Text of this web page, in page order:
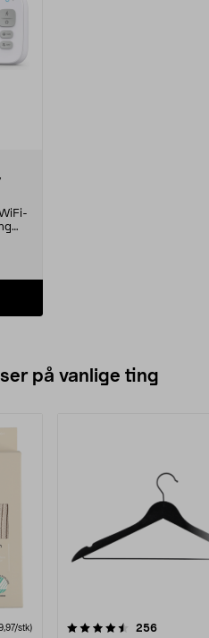
på vanlige ting
stk) 256
4.5av 5 stjerner